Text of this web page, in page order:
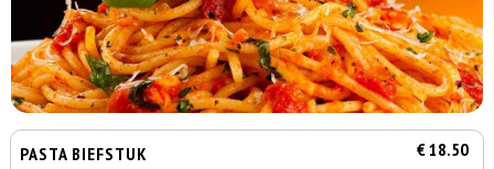
PASTA BIEFSTUK € 18.50